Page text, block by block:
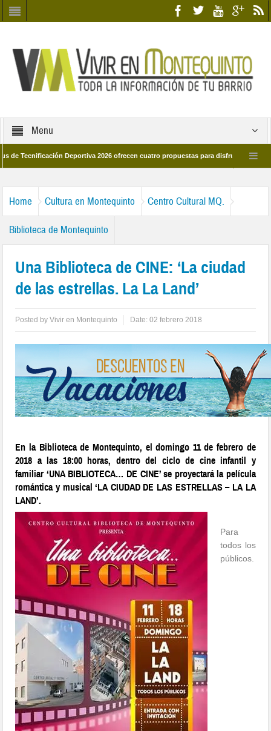
Menu
Deportiva 2026 ofrecen cuatro propuestas para disfrutar del deporte
Home Cultura en Montequinto Centro Cultural MQ.
Biblioteca de Montequinto
Una Biblioteca de CINE: ‘La ciudad
de las estrellas. La La Land’
Posted byVivir en Montequinto Date:02 febrero 2018
En la Biblioteca de Montequinto, el domingo 11 de febrero de
2018 a las 18:00 horas, dentro del ciclo de cine infantil y
familiar ‘UNA BIBLIOTECA… DE CINE’ se proyectará la película
romántica y musical ‘LA CIUDAD DE LAS ESTRELLAS – LA LA
LAND’.
Para
todos los
públicos.